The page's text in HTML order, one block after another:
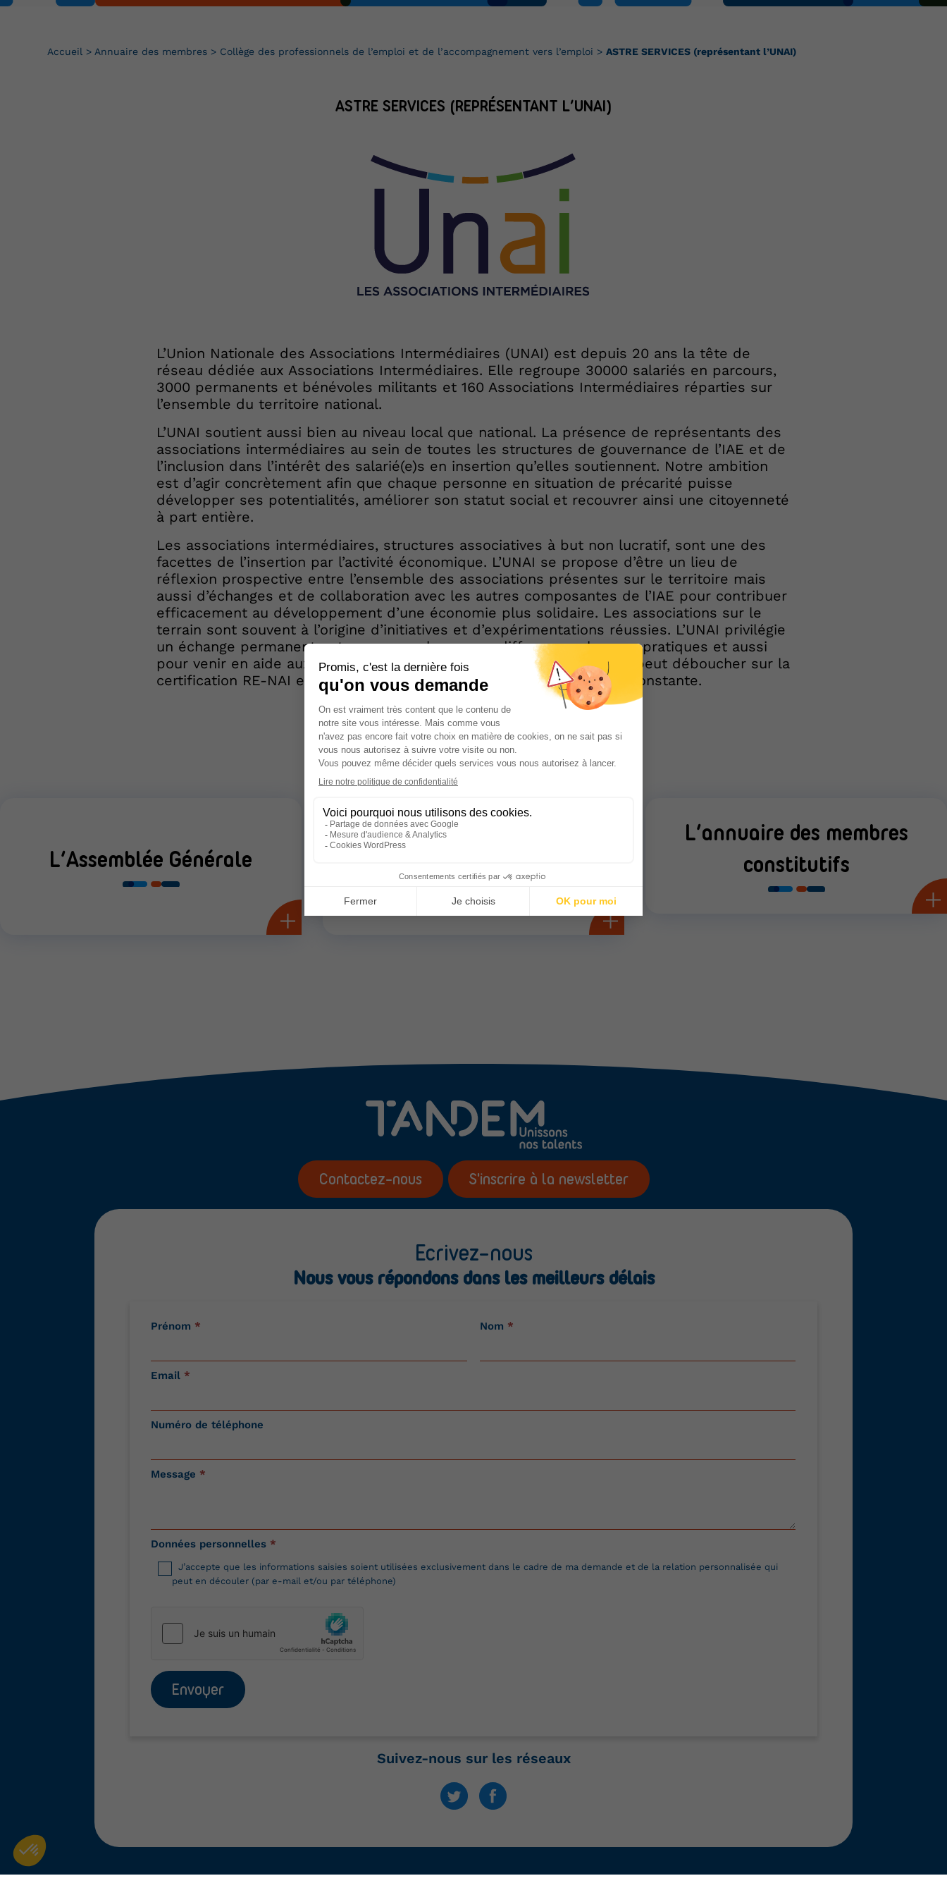
Accueil > Annuaire des membres > Collège des professionnels de l’emploi et de l’accompagnement vers l’emploi >ASTRE SERVICES (représentant l’UNAI)
ASTRE SERVICES (REPRÉSENTANT L’UNAI)
L’Union Nationale des Associations Intermédiaires (UNAI) est depuis 20 ans la tête de
réseau dédiée aux Associations Intermédiaires. Elle regroupe 30000 salariés en parcours,
3000 permanents et bénévoles militants et 160 Associations Intermédiaires réparties sur
l’ensemble du territoire national.
L’UNAI soutient aussi bien au niveau local que national. La présence de représentants des
associations intermédiaires au sein de toutes les structures de gouvernance de l’IAE et de
l’inclusion dans l’intérêt des salarié(e)s en insertion qu’elles soutiennent. Notre ambition
est d’agir concrètement afin que chaque personne en situation de précarité puisse
développer ses potentialités, améliorer son statut social et recouvrer ainsi une citoyenneté
à part entière.
Les associations intermédiaires, structures associatives à but non lucratif, sont une des
facettes de l’insertion par l’activité économique. L’UNAI se propose d’être un lieu de
réflexion prospective entre l’ensemble des associations présentes sur le territoire mais
aussi d’échanges et de collaboration avec les autres composantes de l’IAE pour contribuer
efficacement au développement d’une économie plus solidaire. Les associations sur le
terrain sont souvent à l’origine d’initiatives et d’expérimentations réussies. L’UNAI privilégie
un échange permanent entre ses membres pour diffuser ces bonnes pratiques et aussi
pour venir en aide aux associations isolées. La démarche qualité qui peut déboucher sur la
certification RE-NAI est un exemple de cette volonté d’amélioration constante.
Nos prestations
L’Assemblée Générale
L’annuaire des membres
constitutifs
Contactez-nous S'inscrire à la newsletter
Ecrivez-nous
Nous vous répondons dans les meilleurs délais
Contactez-
Prénom * Nom *
Email *
Numéro de téléphone
Message *
Données personnelles *
J’accepte que les informations saisies soient utilisées exclusivement dans le cadre de ma demande et de la relation personnalisée qui
peut en découler (par e-mail et/ou par téléphone)
Envoyer
Suivez-nous sur les réseaux